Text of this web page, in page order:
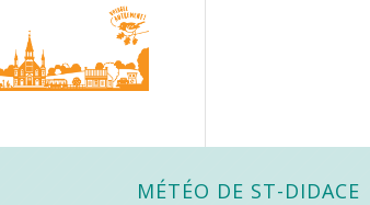
MÉTÉO DE ST-DIDACE